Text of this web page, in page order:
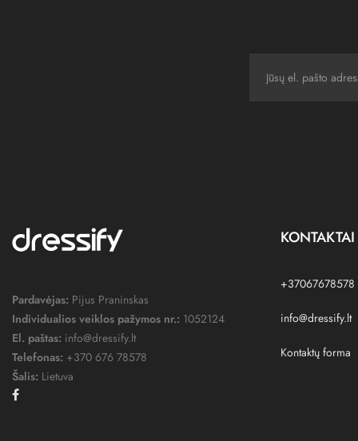
Pardavėjas: Pijus Praninskas
Individualios veiklos pažymos nr.: 1052124
El. paštas: info@dressify.lt
Telefonas: +370 676 78578
Šalis: Lietuva
KONTAKTAI
+37067678578
info@dressify.lt
Kontaktų forma